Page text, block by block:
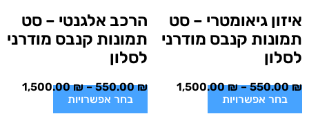
איזון גיאומטרי – סט
תמונות קנבס מודרני
לסלון
550.00₪
–
1,500.00₪
בחר אפשרויות
הרכב אלגנטי – סט
תמונות קנבס מודרני
לסלון
550.00₪
–
1,500.00₪
בחר אפשרויות